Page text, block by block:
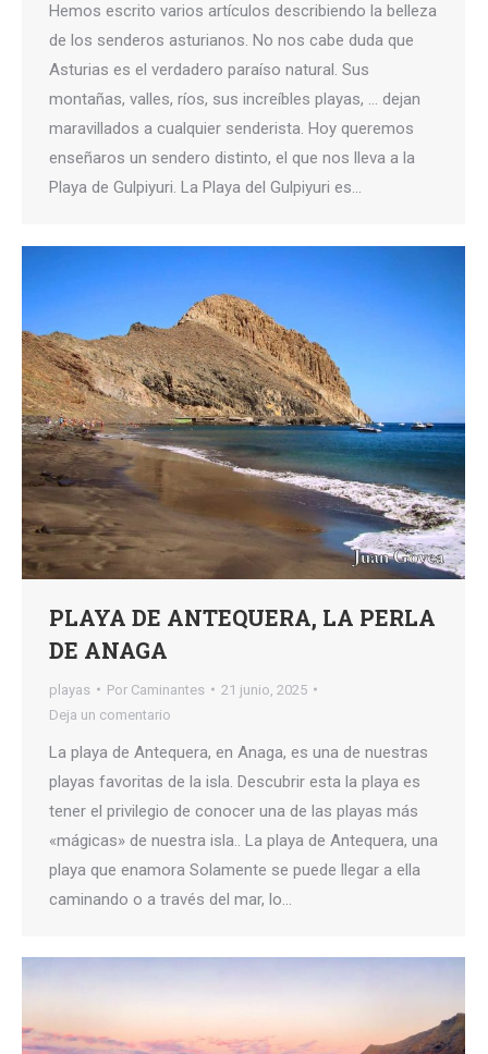
Hemos escrito varios artículos describiendo la belleza
de los senderos asturianos. No nos cabe duda que
Asturias es el verdadero paraíso natural. Sus
montañas, valles, ríos, sus increíbles playas, … dejan
maravillados a cualquier senderista. Hoy queremos
enseñaros un sendero distinto, el que nos lleva a la
Playa de Gulpiyuri. La Playa del Gulpiyuri es…
PLAYA DE ANTEQUERA, LA PERLA
DE ANAGA
playas Por Caminantes
21 junio, 2025
Deja un comentario
La playa de Antequera, en Anaga, es una de nuestras
playas favoritas de la isla. Descubrir esta la playa es
tener el privilegio de conocer una de las playas más
«mágicas» de nuestra isla.. La playa de Antequera, una
playa que enamora Solamente se puede llegar a ella
caminando o a través del mar, lo…